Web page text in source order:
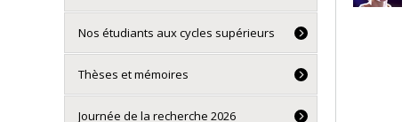
Nos étudiants aux cycles supérieurs
Thèses et mémoires
Journée de la recherche 2026